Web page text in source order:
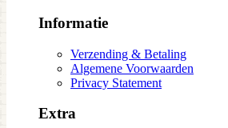
Informatie
Verzending & Betaling
Algemene Voorwaarden
Privacy Statement
Extra